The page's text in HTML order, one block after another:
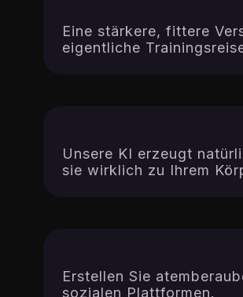
Eine stärkere, fittere
eigentliche
Unsere KI erzeugt
sie wirklich zu Ihrem
Erstellen Sie
sozialen Plattformen.